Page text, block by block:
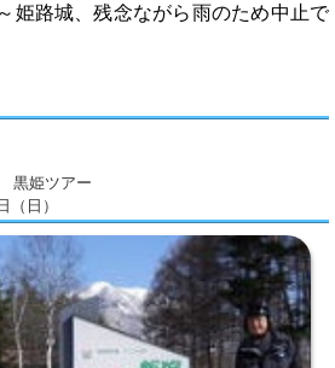
姫路城、残念ながら雨のため中止で
黒姫ツアー
（日）